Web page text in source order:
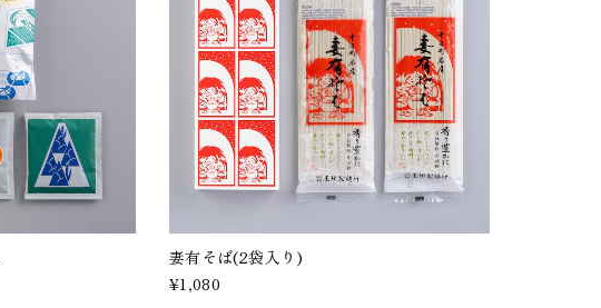
妻有そば(2袋入り)
¥1,080